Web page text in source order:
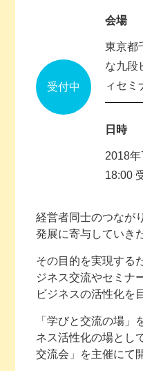
受付中
会場
東京都
な九段
ィセミ
日時
2018年
18:00
経営者同士のつなが
発展に寄与していき
その目的を実現する
ジネス交流やセミナ
ビジネスの活性化を
「学びと交流の場」
ネス活性化の場とし
交流会」を主催にて